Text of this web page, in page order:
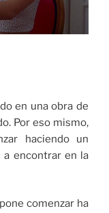
en una obra de
Por eso mismo,
haciendo un
a encontrar en la
comenzar ha